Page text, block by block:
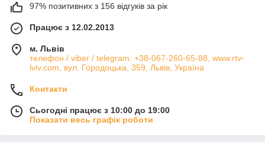
97% позитивних з 156 відгуків за рік
Працює з 12.02.2013
м. Львів
телефон / viber / telegram: +38-067-260-65-88, www.rtv-
lviv.com, вул. Городоцька, 359, Львів, Україна
Контакти
Сьогодні працює з 10:00 до 19:00
Показати весь графік роботи